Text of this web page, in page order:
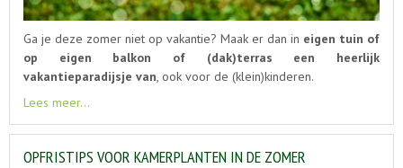
Ga je deze zomer niet op vakantie? Maak er dan in eigen tuin of
op eigen balkon of (dak)terras een heerlijk
vakantieparadijsje van , ook voor de (klein)kinderen.
Lees meer...
OPFRISTIPS VOOR KAMERPLANTEN IN DE ZOMER